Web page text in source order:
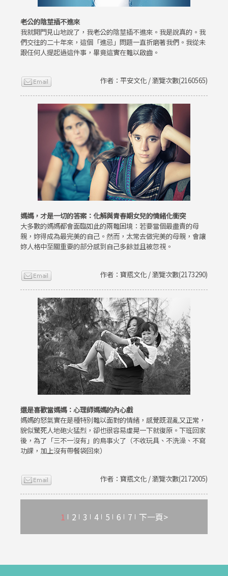
老公的陰莖插不進來
我就開門見山地說了，我老公的陰莖插不進來。我是說真的。我
們交往的二十年來，這個「進忌」問題一直折磨著我們。我從未
跟任何人提起過這件事，畢竟這實在難以啟齒。
作者：平安文化 / 瀏覽次數(2160565)
媽媽，才是一切的答案：化解與青春期女兒的情緒化衝突
大多數的媽媽都會面臨如此的兩難困境：若要當個最盡責的母
親，妳得成為最完美的自己。然而，太常去做完美的母親，會讓
妳人格中至關重要的部分感到自己多餘並且被忽視。
作者：寶瓶文化 / 瀏覽次數(2173290)
還是喜歡當媽媽：心理師媽媽的內心戲
媽媽的怒氣實在是種特別難以面對的情緒，感覺既混亂又正常，
貌似驚死人地砲火猛烈，卻也很容易虛晃一下就復原。下班回家
後，為了「三不一沒有」的鳥事火了（不收玩具、不洗澡、不寫
功課，加上沒有帶餐袋回來）
作者：寶瓶文化 / 瀏覽次數(2172005)
1 2 3 4 5 6 7 下一頁>